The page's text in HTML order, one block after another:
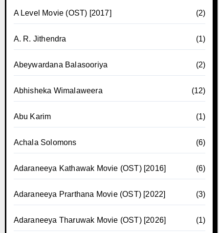
A Level Movie (OST) [2017] (2)
A. R. Jithendra (1)
Abeywardana Balasooriya (2)
Abhisheka Wimalaweera (12)
Abu Karim (1)
Achala Solomons (6)
Adaraneeya Kathawak Movie (OST) [2016] (6)
Adaraneeya Prarthana Movie (OST) [2022] (3)
Adaraneeya Tharuwak Movie (OST) [2026] (1)